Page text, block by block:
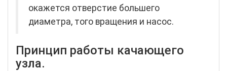
окажется отверстие большего
диаметра, того вращения и насос.
Принцип работы качающего
узла.